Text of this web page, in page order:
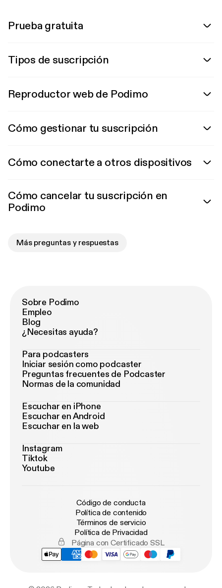
Prueba gratuita
Tipos de suscripción
Reproductor web de Podimo
Cómo gestionar tu suscripción
Cómo conectarte a otros dispositivos
Cómo cancelar tu suscripción en
Podimo
Más preguntas y respuestas
Sobre Podimo
Empleo
Blog
¿Necesitas ayuda?
Para podcasters
Iniciar sesión como podcaster
Preguntas frecuentes de Podcaster
Normas de la comunidad
Escuchar en iPhone
Escuchar en Android
Escuchar en la web
Instagram
Tiktok
Youtube
Código de conducta
Política de contenido
Términos de servicio
Política de Privacidad
Página con Certificado SSL